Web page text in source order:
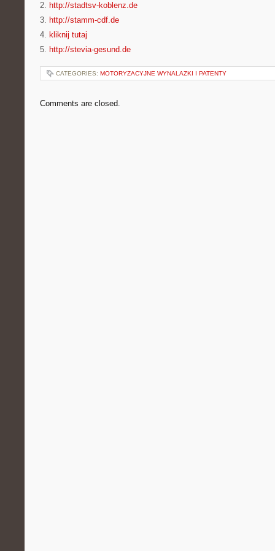
2. http://stadtsv-koblenz.de
3. http://stamm-cdf.de
4. kliknij tutaj
5. http://stevia-gesund.de
CATEGORIES: MOTORYZACYJNE WYNALAZKI I PATENTY
Comments are closed.